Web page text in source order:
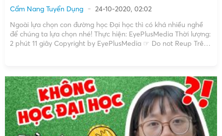
Cẩm Nang Tuyển Dụng
24-10-2020, 02:02
Ngoài lựa chọn con đường học Đại học thì có khá nhiều nghề
để chúng ta lựa chọn nhé! Thực hiện: EyePlusMedia Thời lượng:
2 phút 11 giây Copyright by EyePlusMedia ☞ Do not Reup Trên